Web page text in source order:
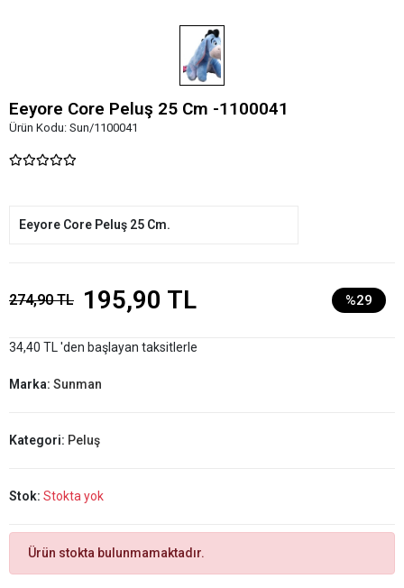
Eeyore Core Peluş 25 Cm -1100041
Ürün Kodu: Sun/1100041
Eeyore Core Peluş 25 Cm.
274,90 TL 195,90 TL %29
34,40 TL 'den başlayan taksitlerle
Marka: Sunman
Kategori: Peluş
Stok: Stokta yok
Ürün stokta bulunmamaktadır.